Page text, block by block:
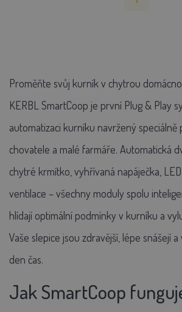
Proměňte svůj kurník v chytrou
KERBL SmartCoop je první Plug & Play
automatizaci kurníku navržený speciálně
chovatele a malé farmáře. Automatická
chytré krmítko, vyhřívaná napáječka,
ventilace – všechny moduly spolu
hlídají optimální podmínky v kurníku a
Vaše slepice jsou zdravější, lépe snášejí
den čas.
Jak SmartCoop